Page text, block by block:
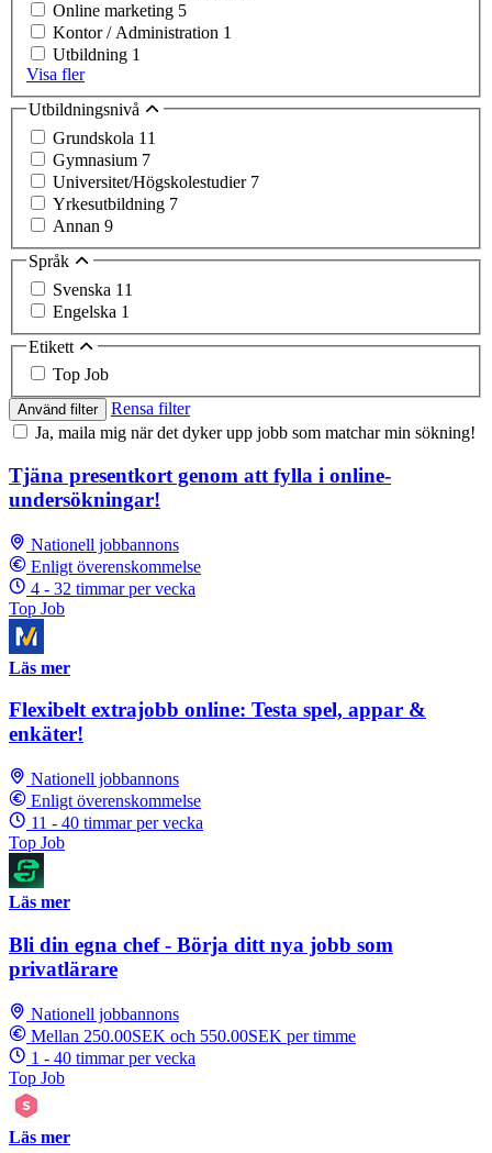
Online marketing 5
Kontor / Administration 1
Utbildning 1
Visa fler
Utbildningsnivå
Grundskola 11
Gymnasium 7
Universitet/Högskolestudier 7
Yrkesutbildning 7
Annan 9
Språk
Svenska 11
Engelska 1
Etikett
Top Job
Använd filter
Rensa filter
Ja, maila mig när det dyker upp jobb som matchar min sökning!
Tjäna presentkort genom att fylla i online-
undersökningar!
Nationell jobbannons
Enligt överenskommelse
4 - 32 timmar per vecka
Top Job
Läs mer
Flexibelt extrajobb online: Testa spel, appar &
enkäter!
Nationell jobbannons
Enligt överenskommelse
11 - 40 timmar per vecka
Top Job
Läs mer
Bli din egna chef - Börja ditt nya jobb som
privatlärare
Nationell jobbannons
Mellan 250.00SEK och 550.00SEK per timme
1 - 40 timmar per vecka
Top Job
Läs mer